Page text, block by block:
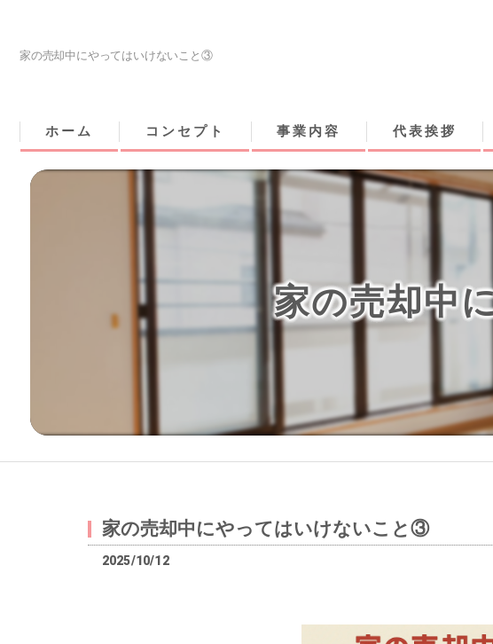
家の売却中にやってはいけないこと③
ホーム コンセプト 事業内容 代表挨拶
家の売却中
家の売却中にやってはいけないこと③
2025/10/12